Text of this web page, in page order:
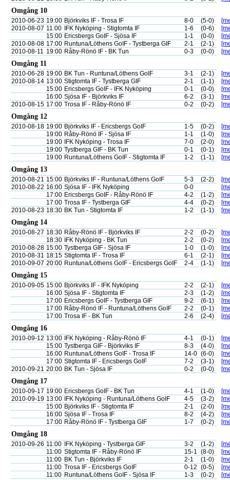
Omgång 10
2010-06-23 19:00 Björkviks IF - Trosa IF 8-0 (5-0)
2010-08-07 11:00 IFK Nyköping - Stigtomta IF 1-6 (0-6)
15:00 Ericsbergs GoIF - Sjösa IF 1-1 (0-0)
2010-08-08 17:00 Runtuna/Löthens GoIF - Tystberga GIF 2-1 (2-1)
2010-08-11 19:00 Råby-Rönö IF - BK Tun 0-3 (0-0)
Omgång 11
2010-06-28 19:00 BK Tun - Runtuna/Löthens GoIF 3-1 (2-1)
2010-08-14 13:00 Stigtomta IF - Tystberga GIF 2-1 (1-1)
15:00 Ericsbergs GoIF - IFK Nyköping 0-1 (0-0)
16:00 Sjösa IF - Björkviks IF 6-2 (3-1)
2010-08-15 17:00 Trosa IF - Råby-Rönö IF 0-2 (0-2)
Omgång 12
2010-08-18 19:00 Björkviks IF - Ericsbergs GoIF 1-5 (0-2)
19:00 Råby-Rönö IF - Sjösa IF 1-1 (1-0)
19:00
IFK Nyköping - Trosa IF 7-0 (2-0)
19:00 Tystberga GIF - BK Tun 0-1 (0-1)
19:00 Runtuna/Löthens GoIF - Stigtomta IF 1-2 (1-1)
Omgång 13
2010-08-21 15:00 Björkviks IF - Runtuna/Löthens GoIF 5-3 (2-2)
2010-08-22 16:00 Sjösa IF - IFK Nyköping 0-0
17:00 Ericsbergs GoIF - Råby-Rönö IF 4-2 (1-2)
17:00 Trosa IF - Tystberga GIF 4-4 (0-2)
2010-08-23 18:30 BK Tun - Stigtomta IF 1-2 (1-1)
Omgång 14
2010-08-27 18:30 Råby-Rönö IF - Björkviks IF 2-2 (0-2)
18:30
IFK Nyköping - BK Tun 2-2 (0-2)
2010-08-28 15:00 Tystberga GIF - Sjösa IF 1-0 (1-0)
2010-08-31 18:15 Stigtomta IF - Trosa IF 6-1 (2-1)
2010-09-07 20:00 Runtuna/Löthens GoIF - Ericsbergs GoIF 2-4 (1-1)
Omgång 15
2010-09-05 15:00 Björkviks IF - IFK Nyköping 2-2 (2-1)
16:00 Sjösa IF - Stigtomta IF 2-3 (1-2)
17:00 Ericsbergs GoIF - Tystberga GIF 9-2 (6-1)
17:00 Råby-Rönö IF - Runtuna/Löthens GoIF 2-2 (0-1)
17:00 Trosa IF - BK Tun 2-6 (2-4)
Omgång 16
2010-09-12 13:00 IFK Nyköping - Råby-Rönö IF 4-1 (0-1)
15:00 Tystberga GIF - Björkviks IF 8-3 (4-0)
16:00 Runtuna/Löthens GoIF - Trosa IF 14-0 (6-0)
17:00 Stigtomta IF - Ericsbergs GoIF 7-2 (3-1)
2010-09-21 20:00 BK Tun - Sjösa IF 0-2 (0-0)
Omgång 17
2010-09-17 19:00 Ericsbergs GoIF - BK Tun 4-1 (1-0)
2010-09-19 13:00 IFK Nyköping - Runtuna/Löthens GoIF 4-5 (3-2)
15:00 Björkviks IF - Stigtomta IF 2-1 (2-0)
16:00 Sjösa IF - Trosa IF 8-2 (4-2)
17:00 Råby-Rönö IF - Tystberga GIF 1-7 (0-2)
Omgång 18
2010-09-26 11:00 IFK Nyköping - Tystberga GIF 3-2 (1-2)
11:00 Stigtomta IF - Råby-Rönö IF 15-1 (8-0)
11:00 BK Tun - Björkviks IF 2-1 (1-0)
11:00 Trosa IF - Ericsbergs GoIF 0-12 (0-5)
11:00 Runtuna/Löthens GoIF - Sjösa IF 1-3 (0-2)